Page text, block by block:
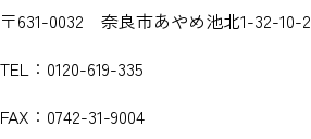
〒631-0032 奈良市あやめ池北1-32-10-2
TEL：0120-619-335
FAX：0742-31-9004